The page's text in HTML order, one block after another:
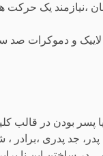
،نیازمند یک
و دموکرات صد
یا پسر بودن در
جد پدری ،برادر